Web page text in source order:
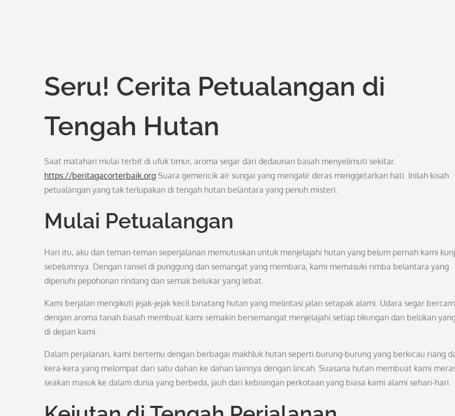
Seru! Cerita Petualangan di
Tengah Hutan
Saat matahari mulai terbit di ufuk timur, aroma segar dari dedaunan basah menyelimuti sekitar.
https://beritagacorterbaik.org Suara gemericik air sungai yang mengalir deras menggetarkan hati. Inilah kisah
petualangan yang tak terlupakan di tengah hutan belantara yang penuh misteri.
Mulai Petualangan
Hari itu, aku dan teman-teman seperjalanan memutuskan untuk menjelajahi hutan yang belum pernah kami
sebelumnya. Dengan ransel di punggung dan semangat yang membara, kami memasuki rimba belantara yang
dipenuhi pepohonan rindang dan semak belukar yang lebat.
Kami berjalan mengikuti jejak-jejak kecil binatang hutan yang melintasi jalan setapak alami. Udara segar
dengan aroma tanah basah membuat kami semakin bersemangat menjelajahi setiap tikungan dan belokan
di depan kami.
Dalam perjalanan, kami bertemu dengan berbagai makhluk hutan seperti burung-burung yang berkicau riang
kera-kera yang melompat dari satu dahan ke dahan lainnya dengan lincah. Suasana hutan membuat kami
seakan masuk ke dalam dunia yang berbeda, jauh dari kebisingan perkotaan yang biasa kami alami sehari-hari.